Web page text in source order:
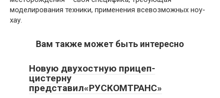
моделирования техники, применения всевозможных ноу-
хау.
Вам также может быть интересно
Новую двухостную прицеп-
цистерну
представил«РУСКОМТРАНС»